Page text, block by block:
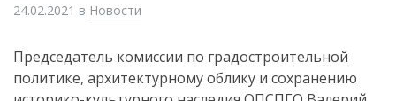
24.02.2021 в Новости
Председатель комиссии по градостроительной
политике, архитектурному облику и сохранению